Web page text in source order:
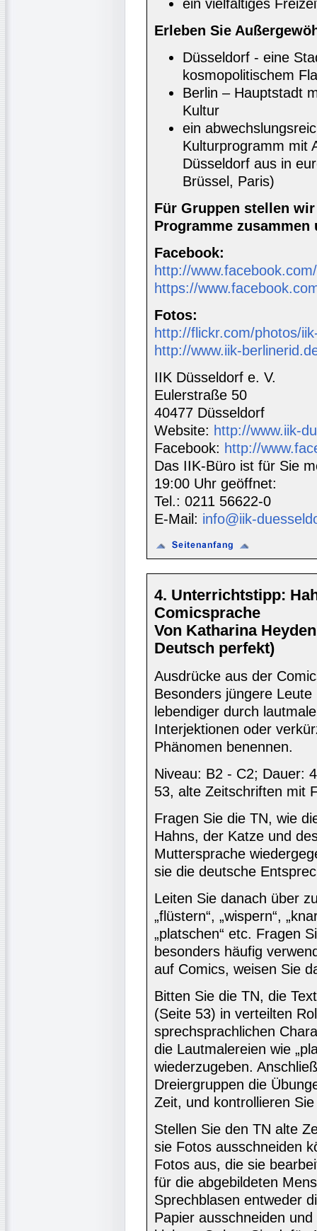
ein vielfältiges
Erleben Sie
Düsseldorf - eine
kosmopolitischem
Berlin – Hauptstadt
Kultur
ein
Kulturprogramm mit
Düsseldorf aus in
Brüssel, Paris)
Für Gruppen stellen
Programme zusammen
Facebook:
http://
https://
Fotos:
http://flickr.com/photos/
http://www.iik-
IIK Düsseldorf e. V.
Eulerstraße 50
40477 Düsseldorf
Website: http://www.iik-
Facebook: http://
Das IIK-Büro ist für Sie
19:00 Uhr geöffnet:
Tel.: 0211 56622-0
E-Mail: info@iik-
4. Unterrichtstipp:
Comicsprache
Von Katharina
Deutsch perfekt)
Ausdrücke aus der
Besonders jüngere
lebendiger durch
Interjektionen oder
Phänomen benennen.
Niveau: B2 - C2; Dauer:
53, alte Zeitschriften mit
Fragen Sie die TN, wie
Hahns, der Katze und
Muttersprache
sie die deutsche
Leiten Sie danach über
„flüstern“, „wispern“,
„platschen“ etc. Fragen
besonders häufig
auf Comics, weisen Sie
Bitten Sie die TN, die
(Seite 53) in verteilten
sprechsprachlichen
die Lautmalereien wie
wiederzugeben.
Dreiergruppen die
Zeit, und kontrollieren
Stellen Sie den TN alte
sie Fotos ausschneiden
Fotos aus, die sie
für die abgebildeten
Sprechblasen entweder
Papier ausschneiden